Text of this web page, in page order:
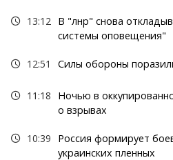
13:12
В "лнр" снова
системы оповещения"
12:51 Силы обороны
11:18
Ночью в
о взрывах
10:39
Россия формирует
украинских пленных